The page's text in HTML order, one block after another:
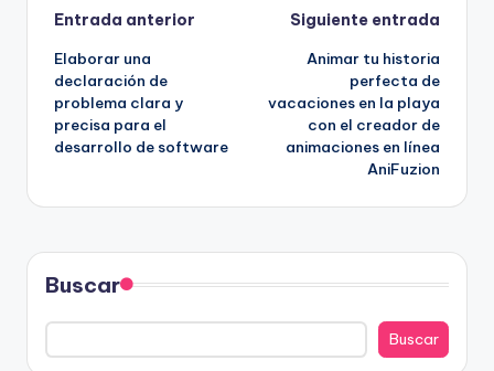
Navegación
de
entradas
Entrada anterior
Elaborar una
declaración de
problema clara y
precisa para el
desarrollo de software
Siguiente entrada
Animar tu historia
perfecta de
vacaciones en la playa
con el creador de
animaciones en línea
AniFuzion
Buscar
Buscar